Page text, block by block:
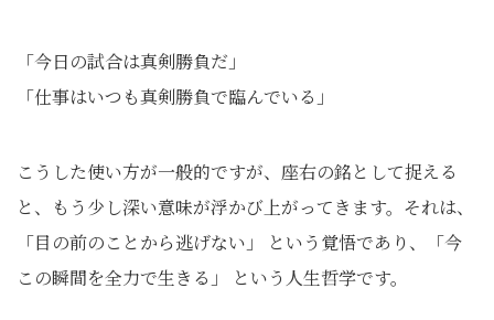
「今日の試合は真剣勝負だ」
「仕事はいつも真剣勝負で臨んでいる」
こうした使い方が一般的ですが、座右の銘として捉える
と、もう少し深い意味が浮かび上がってきます。それは、
「目の前のことから逃げない」 という覚悟であり、「今
この瞬間を全力で生きる」 という人生哲学です。